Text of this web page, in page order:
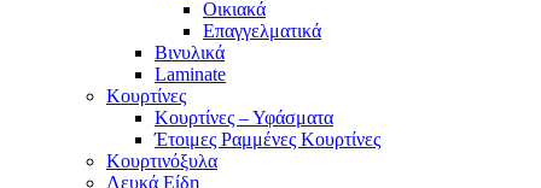
Οικιακά
Επαγγελματικά
Βινυλικά
Laminate
Κουρτίνες
Κουρτίνες – Υφάσματα
Έτοιμες Ραμμένες Κουρτίνες
Κουρτινόξυλα
Λευκά Είδη